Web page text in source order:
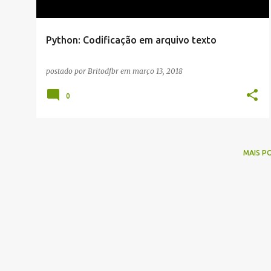
Python: Codificação em arquivo texto
postado por Britodfbr em março 13, 2018
0
MAIS